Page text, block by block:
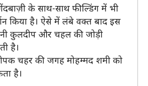
के साथ-साथ फील्डिंग में भी
किया है। ऐसे में लंबे वक्त बाद इस
कुलदीप और चहल की जोड़ी
है।
चहर की जगह मोहम्मद शमी को
है।